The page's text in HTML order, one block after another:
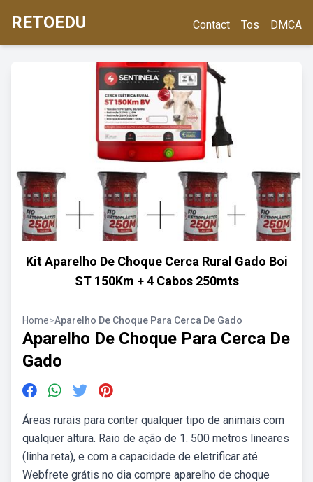
RETOEDU Contact Tos DMCA
Kit Aparelho De Choque Cerca Rural Gado Boi
ST 150Km + 4 Cabos 250mts
Home>Aparelho De Choque Para Cerca De Gado
Aparelho De Choque Para Cerca De
Gado
Áreas rurais para conter qualquer tipo de animais com
qualquer altura. Raio de ação de 1. 500 metros lineares
(linha reta), e com a capacidade de eletrificar até.
Webfrete grátis no dia compre aparelho de choque